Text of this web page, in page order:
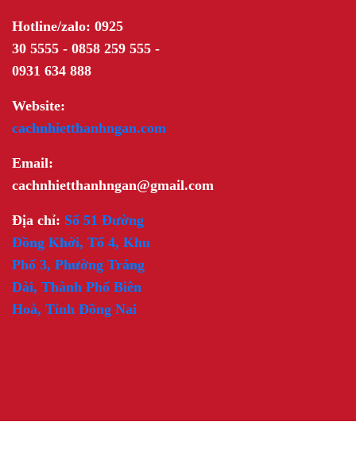
Hotline/zalo: 0925
30 5555 - 0858 259 555 -
0931 634 888
Website:
cachnhietthanhngan.com
Email:
cachnhietthanhngan@gmail.com
Địa chỉ: Số 51 Đường
Đồng Khởi, Tổ 4, Khu
Phố 3, Phường Trảng
Dài, Thành Phố Biên
Hoà, Tỉnh Đồng Nai